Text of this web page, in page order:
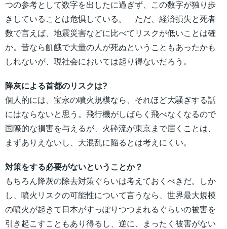
つの参考として数字を出したに過ぎず、この数字が独り歩
きしていることは危惧している。 ただ、経済損失と死者
数で言えば、地震災害などに比べてリスクが低いことは確
か。昔なら飢餓で大量の人が死ぬということもあったかも
しれないが、現社会においては起り得ないだろう。
降灰による首都のリスクは?
個人的には、宝永の噴火規模なら、それほど大騒ぎする話
にはならないと思う。飛行機がしばらく飛べなくなるので
国際的な損害を与えるが、火砕流が東京まで届くことは、
まずありえないし、大混乱に陥るとは考えにくい。
対策をする必要がないということか？
もちろん降灰の除去対策ぐらいは考えておくべきだ。しか
し、噴火リスクの可能性について言うなら、世界最大規模
の噴火が起きて日本がすっぽりつつまれるぐらいの被害を
引き起こすこともあり得るし、逆に、まったく被害がない